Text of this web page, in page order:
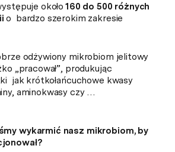
około 160 do 500 różnych
o bardzo szerokim zakresie
odżywiony mikrobiom jelitowy
„pracował”, produkując
jak krótkołańcuchowe kwasy
aminokwasy czy …
wykarmić nasz mikrobiom, by